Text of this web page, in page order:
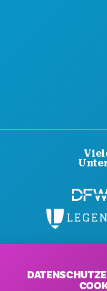
© 2026 Visit